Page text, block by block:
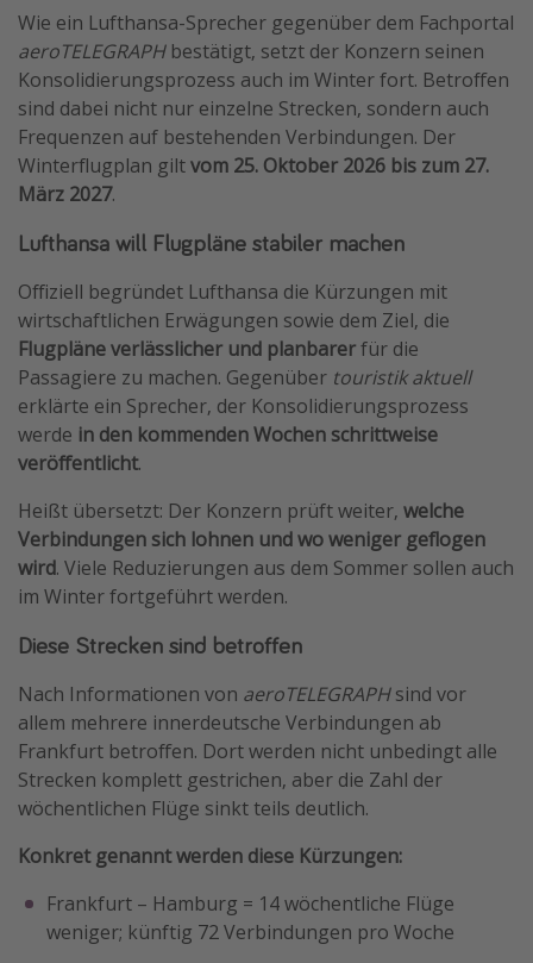
Hotels am Achensee
Weitere Themen
Reise Journal
Familienurlaub in der Türkei
Bahnreisen in der Schweiz
Reisepassfreie Reiseziele
Travel Know How
Silvesterreisen
Last Minute Urlaub Mallorca
Last Minute Urlaub Deutschland
Wie ein Lufthansa-Sprecher gegenüber dem Fachportal
aeroTELEGRAPHbestätigt, setzt der Konzern seinen
Konsolidierungsprozess auch im Winter fort. Betroffen
sind dabei nicht nur einzelne Strecken, sondern auch
Frequenzen auf bestehenden Verbindungen. Der
Winterflugplan giltvom 25. Oktober 2026 bis zum 27.
März 2027.
Lufthansa will Flugpläne stabiler machen
Offiziell begründet Lufthansa die Kürzungen mit
wirtschaftlichen Erwägungen sowie dem Ziel, die
Flugpläne verlässlicher und planbarerfür die
Passagiere zu machen. Gegenüber touristik aktuell
erklärte ein Sprecher, der Konsolidierungsprozess
werde in den kommenden Wochen schrittweise
veröffentlicht.
Heißt übersetzt: Der Konzern prüft weiter, welche
Verbindungen sich lohnen und wo weniger geflogen
wird. Viele Reduzierungen aus dem Sommer sollen auch
im Winter fortgeführt werden.
Diese Strecken sind betroffen
Nach Informationen von aeroTELEGRAPHsind vor
allem mehrere innerdeutsche Verbindungen ab
Frankfurt betroffen. Dort werden nicht unbedingt alle
Strecken komplett gestrichen, aber die Zahl der
wöchentlichen Flüge sinkt teils deutlich.
Konkret genannt werden diese Kürzungen:
Frankfurt – Hamburg = 14 wöchentliche Flüge
weniger; künftig 72 Verbindungen pro Woche